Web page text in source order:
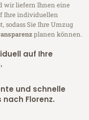
wir liefern Ihnen eine
Ihre individuellen
sodass Sie Ihre Umzug
planen können.
auf Ihre
und schnelle
Florenz.